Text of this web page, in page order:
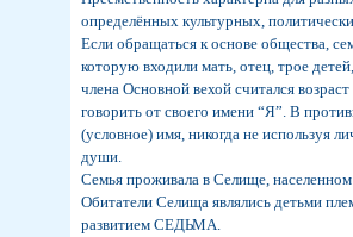
определённых культурных,
Если обращаться к основе общества,
которую входили мать, отец, трое
члена Основной вехой считался
говорить от своего имени “Я”. В
(условное) имя, никогда не используя
души.
Семья проживала в Селище,
Обитатели Селища являлись детьми
развитием СЕДЬМА.